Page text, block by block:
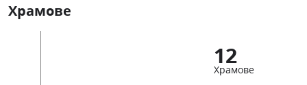
Храмове
12
Храмове